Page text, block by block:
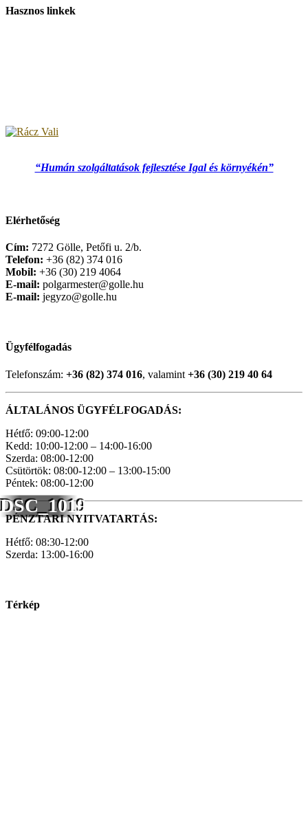
DSC_1019
Hasznos linkek
“Humán szolgáltatások fejlesztése Igal és környékén”
Elérhetőség
Cím: 7272 Gölle, Petőfi u. 2/b.
Telefon: +36 (82) 374 016
Mobil: +36 (30) 219 4064
E-mail: polgarmester@golle.hu
E-mail: jegyzo@golle.hu
Ügyfélfogadás
Telefonszám: +36 (82) 374 016, valamint +36 (30) 219 40 64
ÁLTALÁNOS ÜGYFÉLFOGADÁS:
Hétfő: 09:00-12:00
Kedd: 10:00-12:00 – 14:00-16:00
Szerda: 08:00-12:00
Csütörtök: 08:00-12:00 – 13:00-15:00
Péntek: 08:00-12:00
PÉNZTÁRI NYITVATARTÁS:
Hétfő: 08:30-12:00
Szerda: 13:00-16:00
Térkép